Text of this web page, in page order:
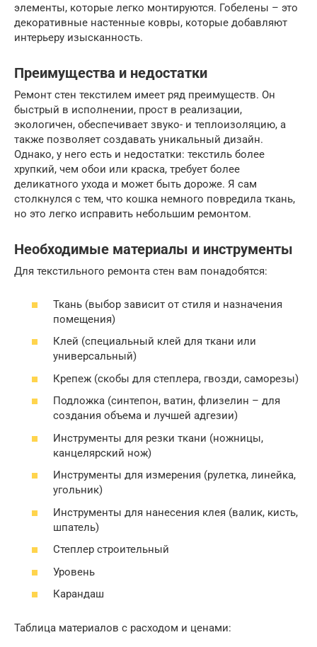
элементы, которые легко монтируются. Гобелены – это
декоративные настенные ковры, которые добавляют
интерьеру изысканность.
Преимущества и недостатки
Ремонт стен текстилем имеет ряд преимуществ. Он
быстрый в исполнении, прост в реализации,
экологичен, обеспечивает звуко- и теплоизоляцию, а
также позволяет создавать уникальный дизайн.
Однако, у него есть и недостатки: текстиль более
хрупкий, чем обои или краска, требует более
деликатного ухода и может быть дороже. Я сам
столкнулся с тем, что кошка немного повредила ткань,
но это легко исправить небольшим ремонтом.
Необходимые материалы и инструменты
Для текстильного ремонта стен вам понадобятся:
Ткань (выбор зависит от стиля и назначения
помещения)
Клей (специальный клей для ткани или
универсальный)
Крепеж (скобы для степлера, гвозди, саморезы)
Подложка (синтепон, ватин, флизелин – для
создания объема и лучшей адгезии)
Инструменты для резки ткани (ножницы,
канцелярский нож)
Инструменты для измерения (рулетка, линейка,
угольник)
Инструменты для нанесения клея (валик, кисть,
шпатель)
Степлер строительный
Уровень
Карандаш
Таблица материалов с расходом и ценами: